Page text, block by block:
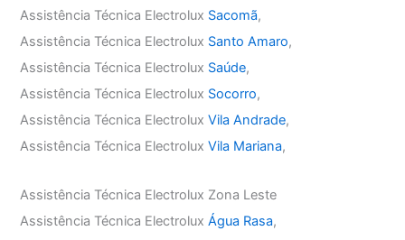
Assistência Técnica Electrolux Sacomã,
Assistência Técnica Electrolux Santo Amaro,
Assistência Técnica Electrolux Saúde,
Assistência Técnica Electrolux Socorro,
Assistência Técnica ElectroluxVila Andrade,
Assistência Técnica ElectroluxVila Mariana,
Assistência Técnica Electrolux Zona Leste
Assistência Técnica ElectroluxÁgua Rasa,